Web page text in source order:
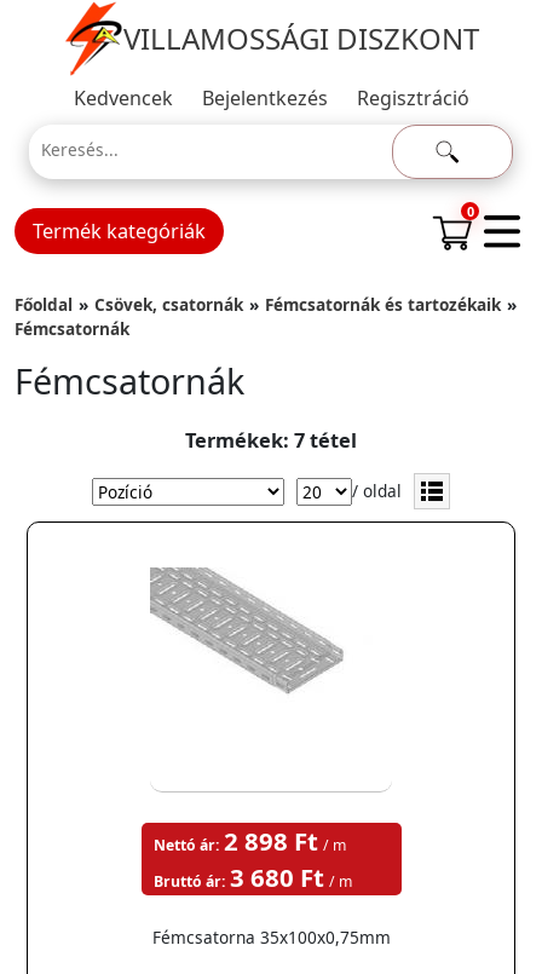
VILLAMOSSÁGI DISZKONT
Kedvencek Bejelentkezés Regisztráció
Termék kategóriák
0
Főoldal Csövek, csatornák
Fémcsatornák és tartozékaik
Fémcsatornák
Fémcsatornák
Termékek: 7 tétel
/ oldal
Fémcsatorna 35x100x0,75mm
Nettó ár: 2 898 Ft / m
Bruttó ár: 3 680 Ft / m